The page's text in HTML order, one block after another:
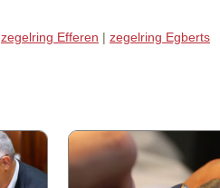
zegelring Efferen | zegelring Egberts